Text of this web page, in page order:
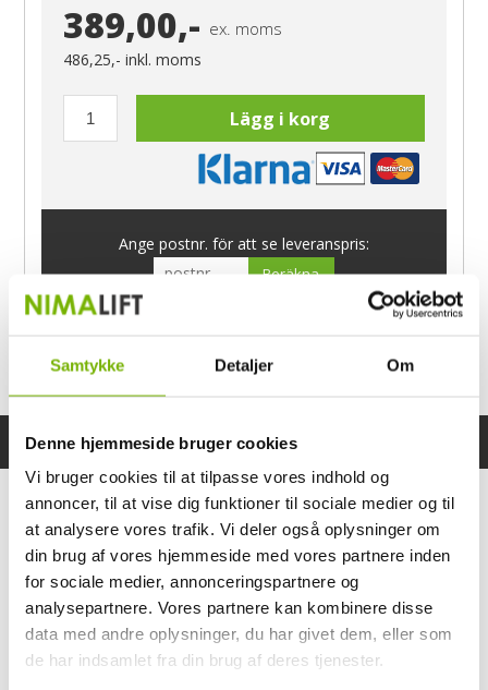
Samtykke Detaljer Om
Denne hjemmeside bruger cookies
Vi bruger cookies til at tilpasse vores indhold og
annoncer, til at vise dig funktioner til sociale medier og til
at analysere vores trafik. Vi deler også oplysninger om
din brug af vores hjemmeside med vores partnere inden
for sociale medier, annonceringspartnere og
analysepartnere. Vores partnere kan kombinere disse
data med andre oplysninger, du har givet dem, eller som
de har indsamlet fra din brug af deres tjenester.
389,00,- ex. moms
486,25,-inkl. moms
Lägg i korg
Ange postnr. för att se leveranspris:
Beräkna
Har du frågor?
Specifikationer Bruksanvisning